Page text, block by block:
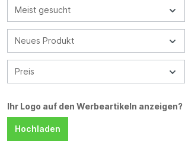
Meist gesucht
Neues Produkt
Preis
Ihr Logo auf den Werbeartikeln anzeigen?
Hochladen